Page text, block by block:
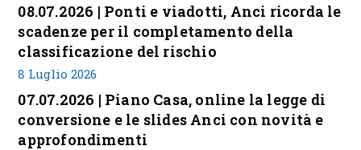
08.07.2026 | Ponti e viadotti, Anci ricorda le
scadenze per il completamento della
classificazione del rischio
8 Luglio 2026
07.07.2026 | Piano Casa, online la legge di
conversione e le slides Anci con novità e
approfondimenti